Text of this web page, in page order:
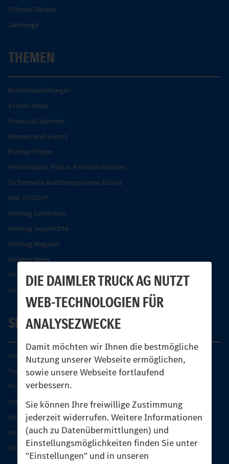
DIE DAIMLER TRUCK AG NUTZT
WEB-TECHNOLOGIEN FÜR
ANALYSEZWECKE
Damit möchten wir Ihnen die bestmögliche
Nutzung unserer Webseite ermöglichen,
sowie unsere Webseite fortlaufend
verbessern.
Sie können Ihre freiwillige Zustimmung
jederzeit widerrufen. Weitere Informationen
(auch zu Datenübermittlungen) und
Einstellungsmöglichkeiten finden Sie unter
"Einstellungen" und in unseren
Offroad-Reisen
Zweiwege
THEMEN
Betriebsanleitungen
Econic News
Financial Services
Messen und Events
Partner finden
Performance. Praxis. Persönlichkeiten.
Sicherheits-Assistenzsysteme Econic
UNI-TOUCH®
Unimog Collection
Unimog Geschichte
Unimog Magazin
Unimog News
Unimog Partner-Portal
Unimog Sicherheit
SERVICE
Original-Teile
Partner finden
Produkt-Highlights
Schutz und Werterhalt
Unimog Serviceangebot
Unimog Servicetage
Zusatzleistungen